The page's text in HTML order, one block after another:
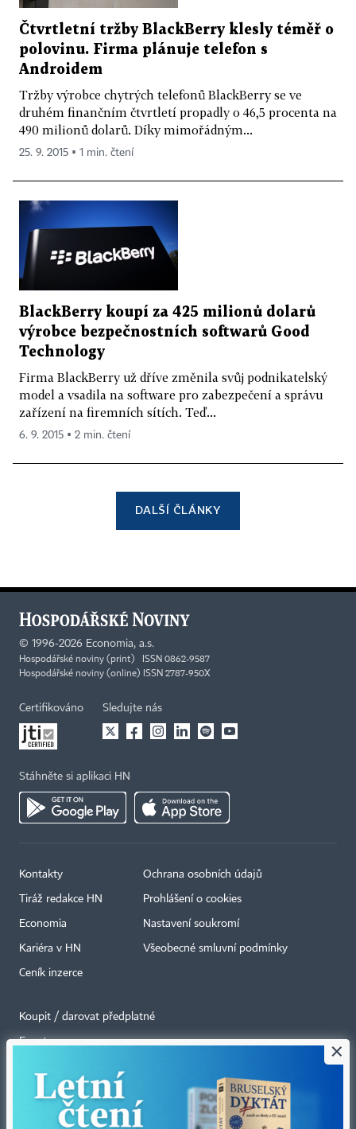
Čtvrtletní tržby BlackBerry klesly téměř o
polovinu. Firma plánuje telefon s
Androidem
Tržby výrobce chytrých telefonů BlackBerry se ve
druhém finančním čtvrtletí propadly o 46,5 procenta na
490 milionů dolarů. Díky mimořádným...
25. 9. 2015 ▪ 1 min. čtení
BlackBerry koupí za 425 milionů dolarů
výrobce bezpečnostních softwarů Good
Technology
Firma BlackBerry už dříve změnila svůj podnikatelský
model a vsadila na software pro zabezpečení a správu
zařízení na firemních sítích. Teď...
6. 9. 2015 ▪ 2 min. čtení
DALŠÍ ČLÁNKY
© 1996-2026 Economia, a.s.
Hospodářské noviny (print) ISSN 0862-9587
Hospodářské noviny (online) ISSN 2787-950X
Certifikováno Sledujte nás
Stáhněte si aplikaci HN
Kontakty
Tiráž redakce HN
Economia
Kariéra v HN
Ceník inzerce
Ochrana osobních údajů
Prohlášení o cookies
Nastavení soukromí
Všeobecné smluvní podmínky
Koupit / darovat předplatné
Eventy
RSS kanály
×